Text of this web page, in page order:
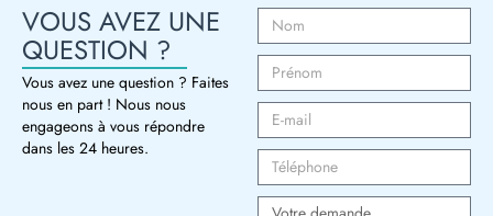
VOUS AVEZ UNE
QUESTION ?
Vous avez une question ? Faites
nous en part ! Nous nous
engageons à vous répondre
dans les 24 heures.